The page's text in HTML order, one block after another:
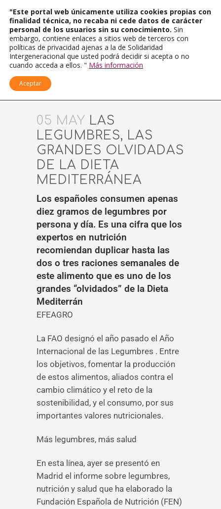
05 MAY LAS
LEGUMBRES, LAS
GRANDES OLVIDADAS
DE LA DIETA
MEDITERRÁNEA
Los españoles consumen apenas
diez gramos de legumbres por
persona y día. Es una cifra que los
expertos en nutrición
recomiendan duplicar hasta las
dos o tres raciones semanales de
este alimento que es uno de los
grandes “olvidados” de la Dieta
Mediterrán
EFEAGRO
La FAO designó el año pasado el Año
Internacional de las Legumbres . Entre
los objetivos, fomentar la producción
de estos alimentos, aliados contra el
cambio climático y el reto de la
sostenibilidad, y el consumo, por sus
importantes valores nutricionales.
Más legumbres, más salud
En esta línea, ayer se presentó en
Madrid el informe sobre legumbres,
nutrición y salud que ha elaborado la
Fundación Española de Nutrición (FEN)
"Este portal web únicamente utiliza cookies propias con
finalidad técnica, no recaba ni cede datos de carácter
personal de los usuarios sin su conocimiento. Sin
embargo, contiene enlaces a sitios web de terceros con
políticas de privacidad ajenas a la de Solidaridad
Intergeneracional que usted podrá decidir si acepta o no
cuando acceda a ellos. " Más información
Aceptar